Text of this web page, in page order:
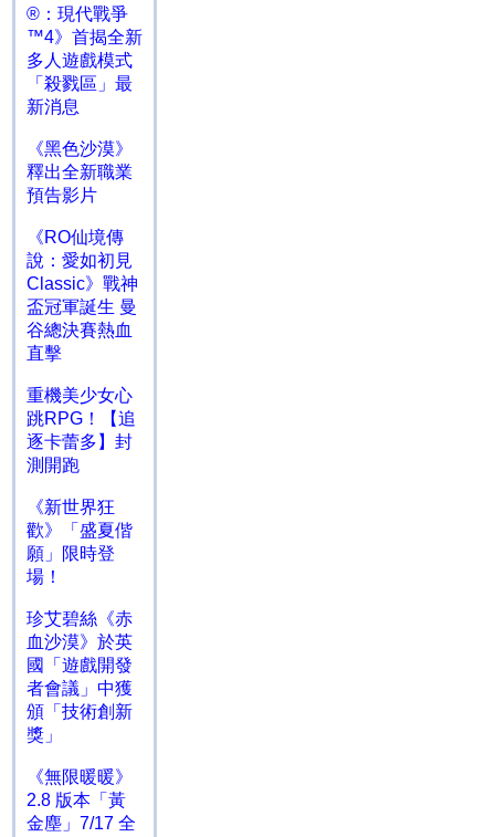
®：現代戰爭
™4》首揭全新
多人遊戲模式
「殺戮區」最
新消息
《黑色沙漠》
釋出全新職業
預告影片
《RO仙境傳
說：愛如初見
Classic》戰神
盃冠軍誕生 曼
谷總決賽熱血
直擊
重機美少女心
跳RPG！【追
逐卡蕾多】封
測開跑
《新世界狂
歡》「盛夏偕
願」限時登
場！
珍艾碧絲《赤
血沙漠》於英
國「遊戲開發
者會議」中獲
頒「技術創新
獎」
《無限暖暖》
2.8 版本「黃
金塵」7/17 全